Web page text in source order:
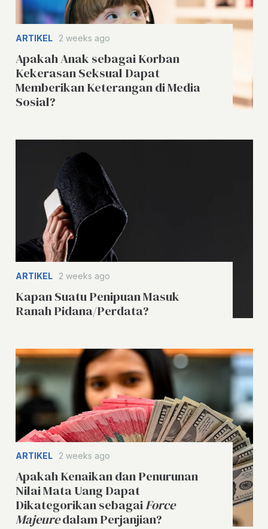
ARTIKEL 2 weeks ago
Apakah Anak sebagai Korban
Kekerasan Seksual Dapat
Memberikan Keterangan di Media
Sosial?
ARTIKEL 2 weeks ago
Kapan Suatu Penipuan Masuk
Ranah Pidana/Perdata?
ARTIKEL 2 weeks ago
Apakah Kenaikan dan Penurunan
Nilai Mata Uang Dapat
Dikategorikan sebagaiForce
Majeuredalam Perjanjian?